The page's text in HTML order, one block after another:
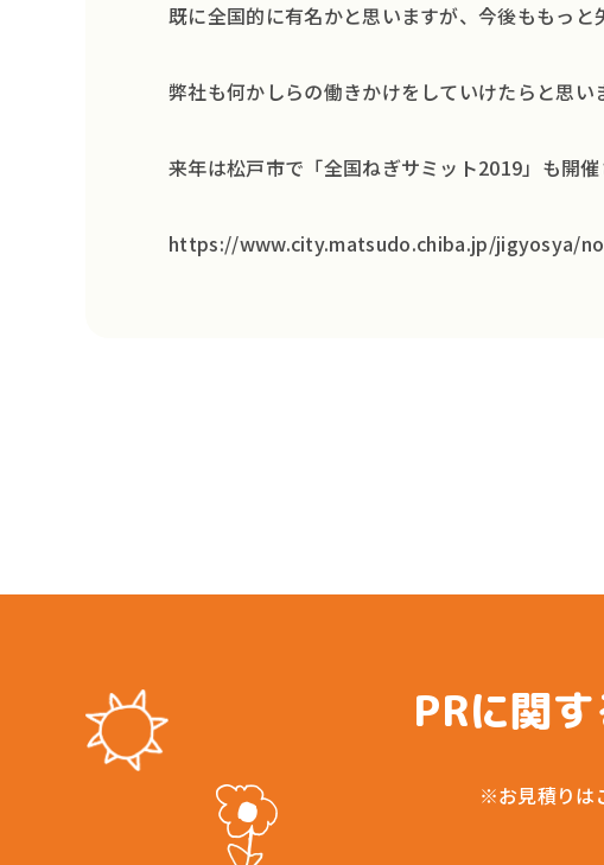
既に全国的に有名かと思いますが、今後ももっと
弊社も何かしらの働きかけをしていけたらと思い
来年は松戸市で 「全国ねぎサミット2019」 も開催
https://www.city.matsudo.chiba.jp/jigyosya/
PRに関
※お見積りは